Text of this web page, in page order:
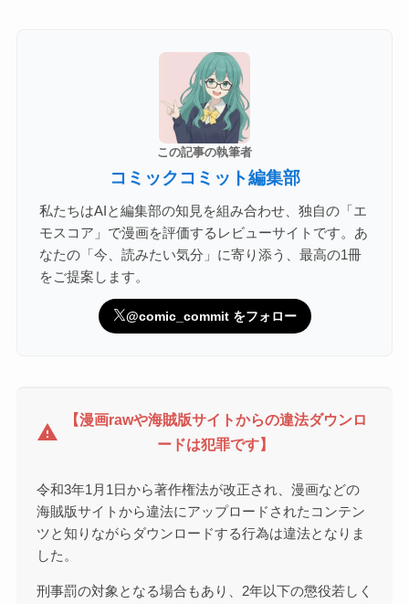
この記事の執筆者
コミックコミット編集部
私たちはAIと編集部の知見を組み合わせ、独自の「エ
モスコア」で漫画を評価するレビューサイトです。あ
なたの「今、読みたい気分」に寄り添う、最高の1冊
をご提案します。
@comic_commit をフォロー
warning
【漫画rawや海賊版サイトからの違法ダウンロ
ードは犯罪です】
令和3年1月1日から著作権法が改正され、漫画などの
海賊版サイトから違法にアップロードされたコンテン
ツと知りながらダウンロードする行為は違法となりま
した。
刑事罰の対象となる場合もあり、2年以下の懲役若しく